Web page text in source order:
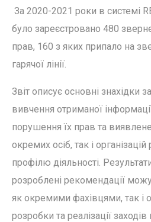
За 2020-2021 роки в системі
було зареєстровано 480
прав, 160 з яких припало на
гарячої лінії.
Звіт описує основні знахідки
вивчення отриманої
порушення їх прав та
окремих осіб, так і організацій
профілю діяльності.
розроблені рекомендації
як окремими фахівцями, так і
розробки та реалізації